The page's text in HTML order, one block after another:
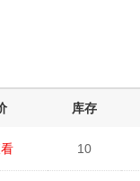
库存
10